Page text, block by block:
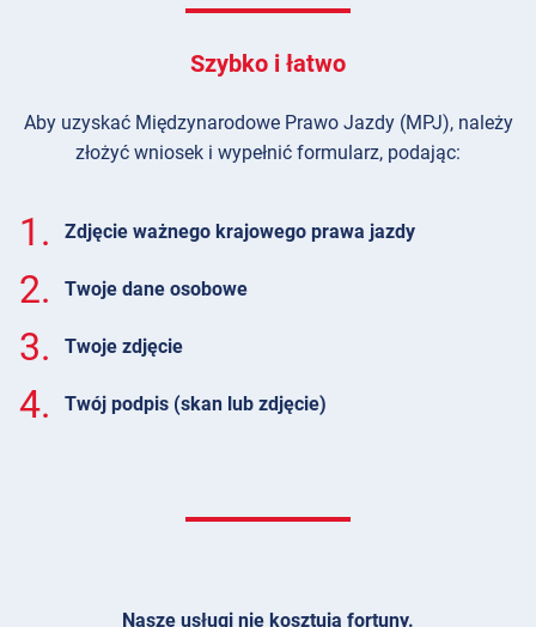
Szybko i łatwo
Aby uzyskać Międzynarodowe Prawo Jazdy (MPJ), należy
złożyć wniosek i wypełnić formularz, podając:
1. Zdjęcie ważnego krajowego prawa jazdy
2. Twoje dane osobowe
3. Twoje zdjęcie
4. Twój podpis (skan lub zdjęcie)
Nasze usługi nie kosztują fortuny.